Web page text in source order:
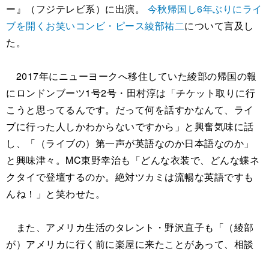
ー』（フジテレビ系）に出演。
今秋帰国し6年ぶりにライ
ブを開くお笑いコンビ・ピース綾部祐二について言及し
た。
2017年にニューヨークへ移住していた綾部の帰国の報
にロンドンブーツ1号2号・田村淳は「チケット取りに行
こうと思ってるんです。だって何を話すかなんて、ライ
ブに行った人しかわからないですから」と興奮気味に話
し、「（ライブの）第一声が英語なのか日本語なのか」
と興味津々。MC東野幸治も「どんな衣装で、どんな蝶ネ
クタイで登壇するのか。絶対ツカミは流暢な英語ですも
んね！」と笑わせた。
また、アメリカ生活のタレント・野沢直子も「（綾部
が）アメリカに行く前に楽屋に来たことがあって、相談